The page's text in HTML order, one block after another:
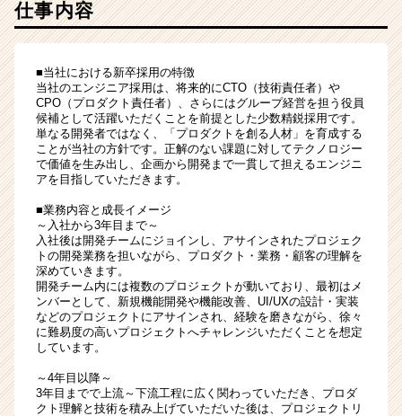
仕事内容
■当社における新卒採用の特徴
当社のエンジニア採用は、将来的にCTO（技術責任者）や
CPO（プロダクト責任者）、さらにはグループ経営を担う役員
候補として活躍いただくことを前提とした少数精鋭採用です。
単なる開発者ではなく、「プロダクトを創る人材」を育成する
ことが当社の方針です。正解のない課題に対してテクノロジー
で価値を生み出し、企画から開発まで一貫して担えるエンジニ
アを目指していただきます。
■業務内容と成長イメージ
～入社から3年目まで～
入社後は開発チームにジョインし、アサインされたプロジェク
トの開発業務を担いながら、プロダクト・業務・顧客の理解を
深めていきます。
開発チーム内には複数のプロジェクトが動いており、最初はメ
ンバーとして、新規機能開発や機能改善、UI/UXの設計・実装
などのプロジェクトにアサインされ、経験を磨きながら、徐々
に難易度の高いプロジェクトへチャレンジいただくことを想定
しています。
～4年目以降～
3年目までで上流～下流工程に広く関わっていただき、プロダ
クト理解と技術を積み上げていただいた後は、プロジェクトリ